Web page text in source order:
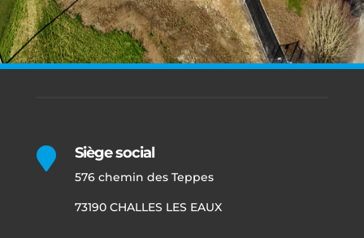
 Siège social
576 chemin des Teppes
73190 CHALLES LES EAUX